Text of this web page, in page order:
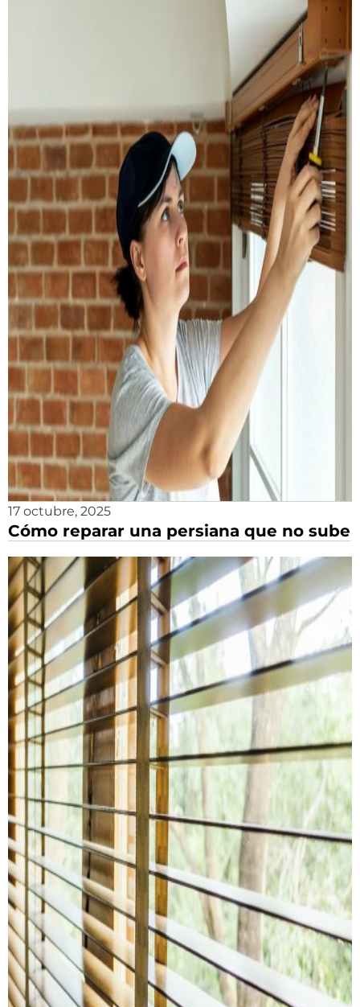
17 octubre, 2025
Cómo reparar una persiana que no sube